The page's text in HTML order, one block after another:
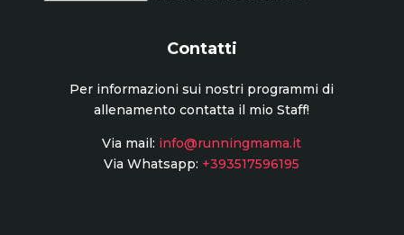
Contatti
Per informazioni sui nostri programmi di
allenamento contatta il mio Staff!
Via mail: info@runningmama.it
Via Whatsapp: +393517596195